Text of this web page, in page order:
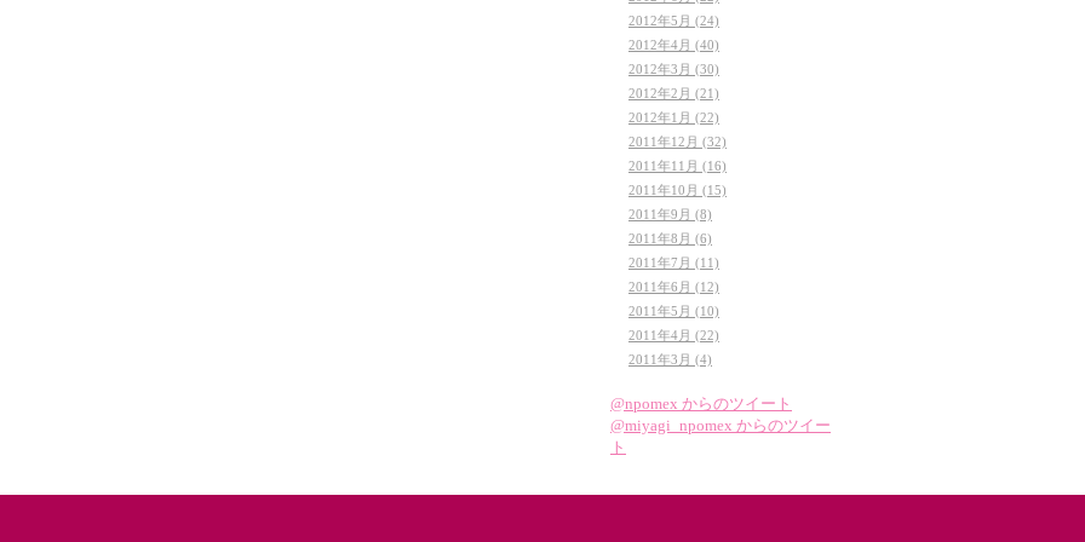
2012年5月 (24)
2012年4月 (40)
2012年3月 (30)
2012年2月 (21)
2012年1月 (22)
2011年12月 (32)
2011年11月 (16)
2011年10月 (15)
2011年9月 (8)
2011年8月 (6)
2011年7月 (11)
2011年6月 (12)
2011年5月 (10)
2011年4月 (22)
2011年3月 (4)
@npomex からのツイート
@miyagi_npomex からのツイー
ト